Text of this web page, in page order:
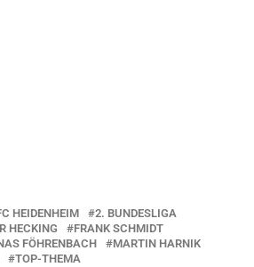
HEIDENHEIM
2. BUNDESLIGA
HECKING
FRANK SCHMIDT
FÖHRENBACH
MARTIN HARNIK
TOP-THEMA